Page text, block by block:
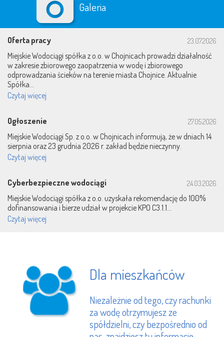
Galeria
23.07.2026
Oferta pracy
Miejskie Wodociągi spółka z o.o. w Chojnicach prowadzi działalność
w zakresie zbiorowego zaopatrzenia w wodę i zbiorowego
odprowadzania ścieków na terenie miasta Chojnice. Aktualnie
Spółka...
Czytaj więcej
27.05.2026
Ogłoszenie
Miejskie Wodociągi Sp. z o.o. w Chojnicach informują, że w dniach 14
sierpnia oraz 23 grudnia 2026 r. zakład będzie nieczynny.
Czytaj więcej
24.03.2026
Cyberbezpieczne wodociągi
Miejskie Wodociągi spółka z o.o. uzyskała rekomendację do 100%
dofinansowania i bierze udział w projekcie KPO C3.1.1...
Czytaj więcej
Dla mieszkańców
Niezależnie od tego, czy rachunki
za wodę otrzymujesz ze
spółdzielni, czy bezpośrednio od